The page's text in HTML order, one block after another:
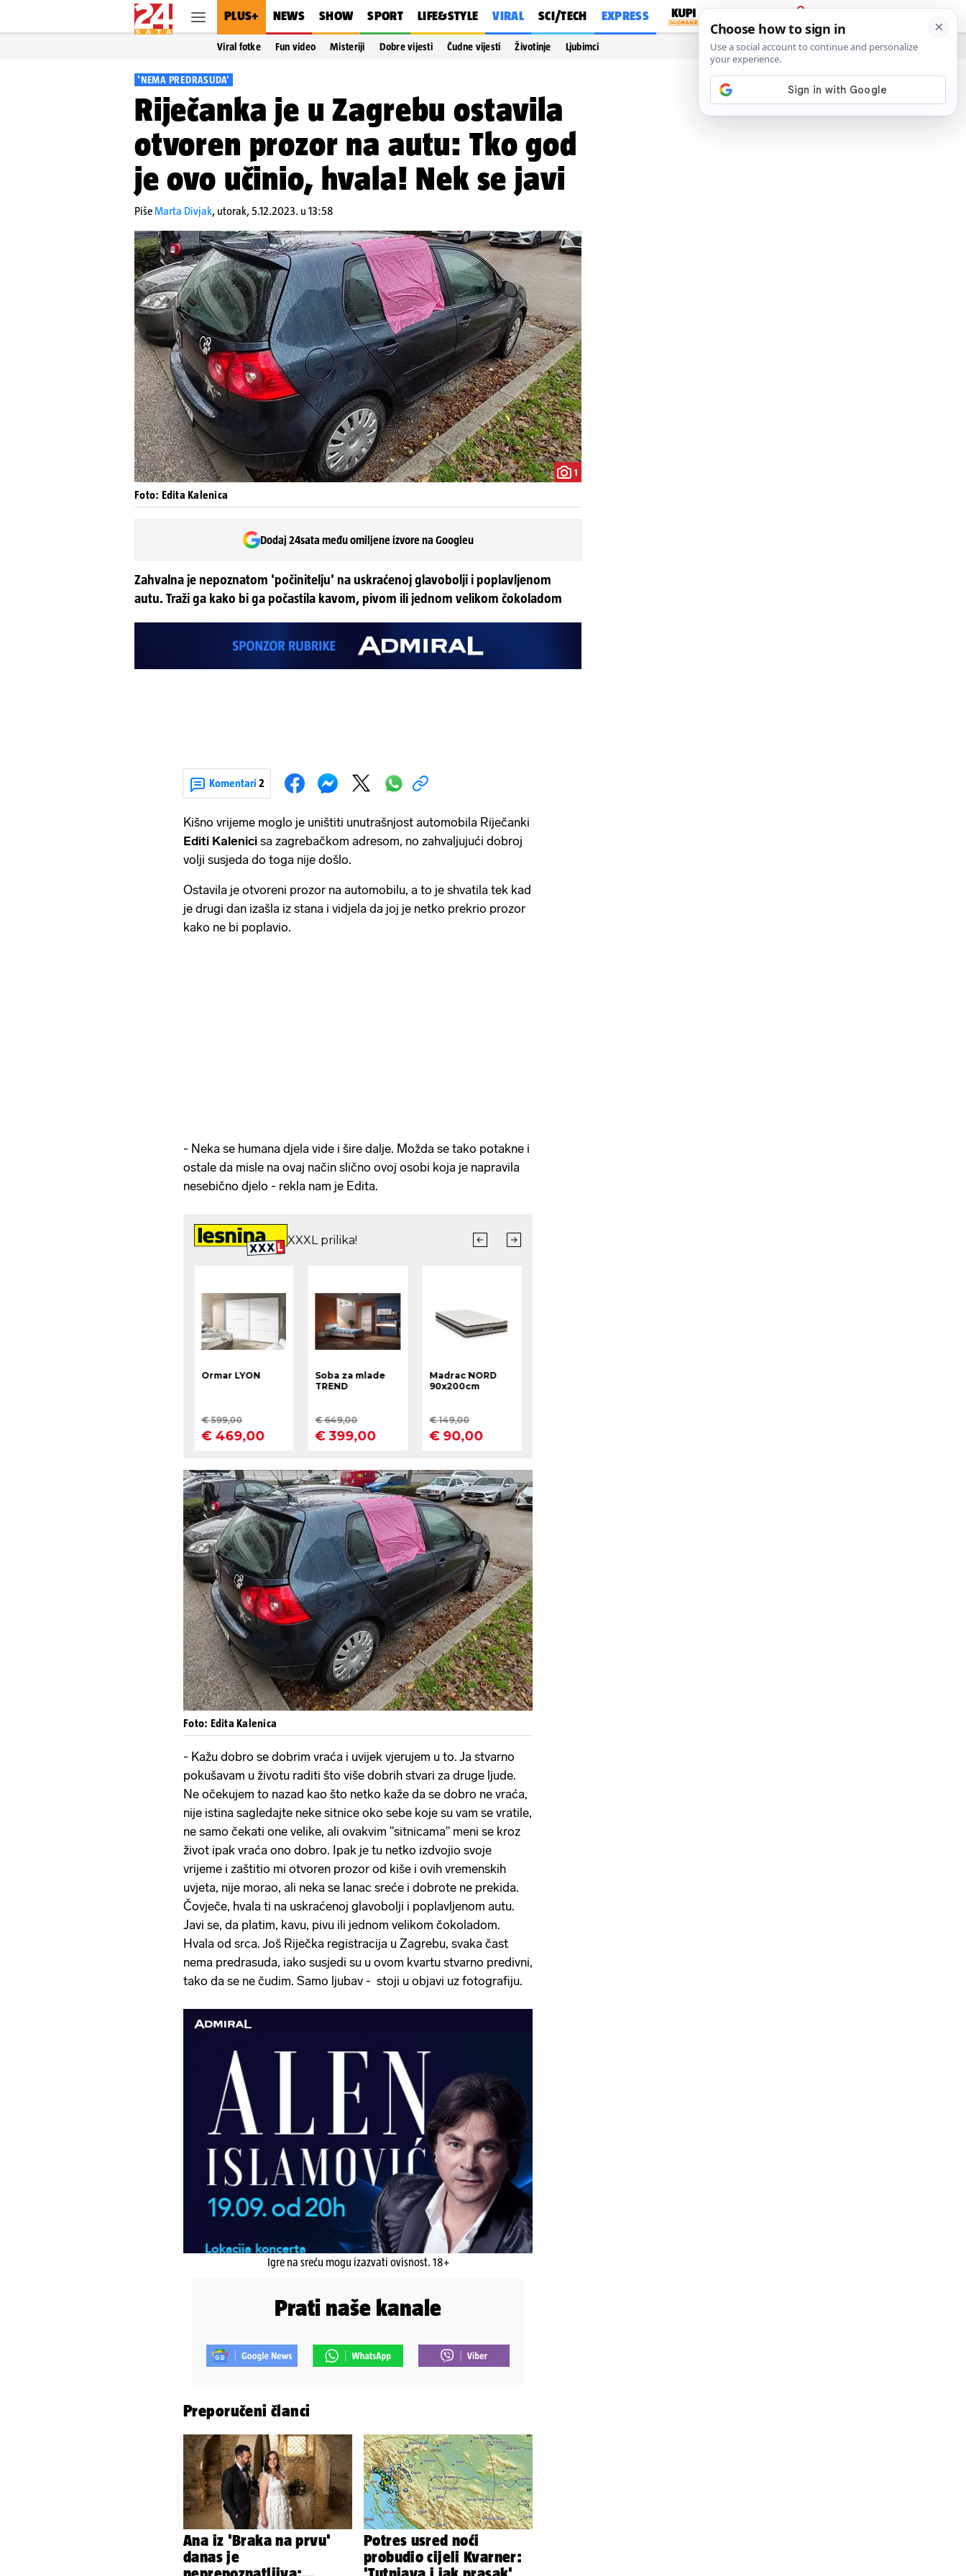
PLUS+ NEWS SHOW SPORT LIFE&STYLE VIRAL SCI/TECH EXPRESS
PRIJAVA
Viral fotke Fun video Misteriji Dobre vijesti Čudne vijesti Životinje Ljubimci
'NEMA PREDRASUDA'
Riječanka je u Zagrebu ostavila
otvoren prozor na autu: Tko god
je ovo učinio, hvala! Nek se javi
PišeMarta Divjak, utorak, 5.12.2023. u 13:58
1
Foto: Edita Kalenica
Dodaj 24sata među omiljene izvore na Googleu
Zahvalna je nepoznatom 'počinitelju' na uskraćenoj glavobolji i poplavljenom
autu. Traži ga kako bi ga počastila kavom, pivom ili jednom velikom čokoladom
Komentari 2
Kišno vrijeme moglo je uništiti unutrašnjost automobila Riječanki
Editi Kalenici sa zagrebačkom adresom, no zahvaljujući dobroj
volji susjeda do toga nije došlo.
Ostavila je otvoreni prozor na automobilu, a to je shvatila tek kad
je drugi dan izašla iz stana i vidjela da joj je netko prekrio prozor
kako ne bi poplavio.
- Neka se humana djela vide i šire dalje. Možda se tako potakne i
ostale da misle na ovaj način slično ovoj osobi koja je napravila
nesebično djelo - rekla nam je Edita.
Foto: Edita Kalenica
- Kažu dobro se dobrim vraća i uvijek vjerujem u to. Ja stvarno
pokušavam u životu raditi što više dobrih stvari za druge ljude.
Ne očekujem to nazad kao što netko kaže da se dobro ne vraća,
nije istina sagledajte neke sitnice oko sebe koje su vam se vratile,
ne samo čekati one velike, ali ovakvim "sitnicama" meni se kroz
život ipak vraća ono dobro. Ipak je tu netko izdvojio svoje
vrijeme i zaštitio mi otvoren prozor od kiše i ovih vremenskih
uvjeta, nije morao, ali neka se lanac sreće i dobrote ne prekida.
Čovječe, hvala ti na uskraćenoj glavobolji i poplavljenom autu.
Javi se, da platim, kavu, pivu ili jednom velikom čokoladom.
Hvala od srca. Još Riječka registracija u Zagrebu, svaka čast
nema predrasuda, iako susjedi su u ovom kvartu stvarno predivni,
tako da se ne čudim. Samo ljubav - stoji u objavi uz fotografiju.
Igre na sreću mogu izazvati ovisnost. 18+
Prati naše kanale
Preporučeni članci
Ana iz 'Braka na prvu'
danas je
Potres usred noći
probudio cijeli Kvarner: